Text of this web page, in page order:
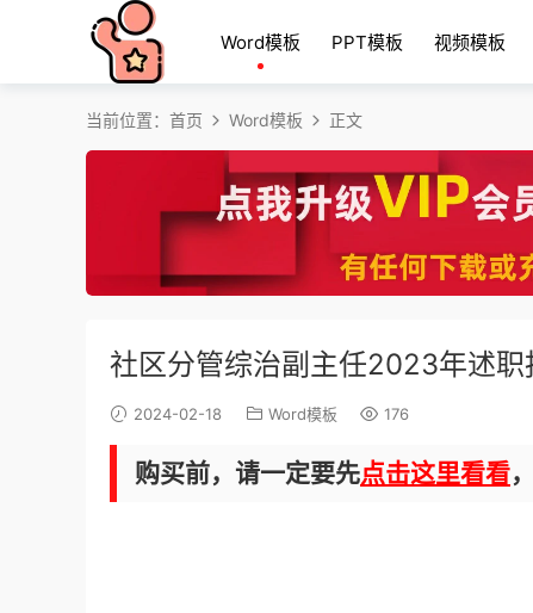
Word模板 PPT模板 视频模板
当前位置： 首页 Word模板 正文
社区分管综治副主任2023年述职
2024-02-18 Word模板 176
购买前，请一定要先点击这里看看